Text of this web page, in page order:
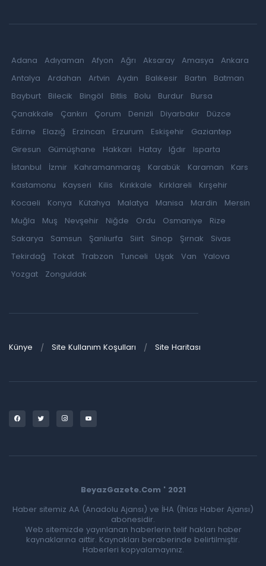
Adana Adıyaman Afyon Ağrı Aksaray Amasya
Ankara
Antalya
Ardahan Artvin Aydın Balıkesir Bartın
Batman
Bayburt
Bilecik Bingöl Bitlis Bolu Burdur
Bursa
Çanakkale
Çankırı Çorum Denizli Diyarbakır
Düzce
Edirne
Elazığ Erzincan Erzurum Eskişehir
Gaziantep
Giresun
Gümüşhane Hakkari Hatay Iğdır
Isparta
İstanbul
İzmir Kahramanmaraş Karabük Karaman
Kars
Kastamonu
Kayseri Kilis Kırıkkale Kırklareli
Kırşehir
Kocaeli
Konya Kütahya Malatya Manisa Mardin
Mersin
Muğla
Muş Nevşehir Niğde Ordu Osmaniye
Rize
Sakarya
Samsun Şanlıurfa Siirt Sinop Şırnak
Sivas
Tekirdağ
Tokat Trabzon Tunceli Uşak Van
Yalova
Yozgat
Zonguldak
Künye Site Kullanım Koşulları Site Haritası
BeyazGazete.Com ' 2021
Haber sitemiz AA (Anadolu Ajansı) ve İHA (İhlas Haber Ajansı)
abonesidir.
Web sitemizde yayınlanan haberlerin telif hakları haber
kaynaklarına aittir. Kaynakları beraberinde belirtilmiştir.
Haberleri kopyalamayınız.